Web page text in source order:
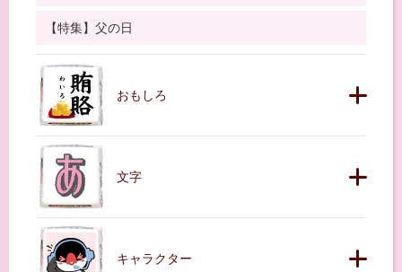
【特集】父の日
おもしろ
文字
キャラクター